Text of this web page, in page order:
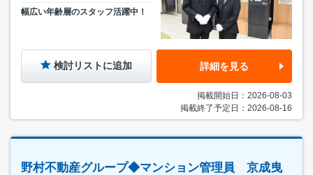
幅広い年齢層のスタッフ活躍中！
検討リストに追加 詳細を見る
掲載開始日：2026-08-03
掲載終了予定日：2026-08-16
野村不動産グループ◆マンション管理員 京成曳